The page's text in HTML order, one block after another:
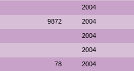
2004
9872 2004
2004
2004
78 2004